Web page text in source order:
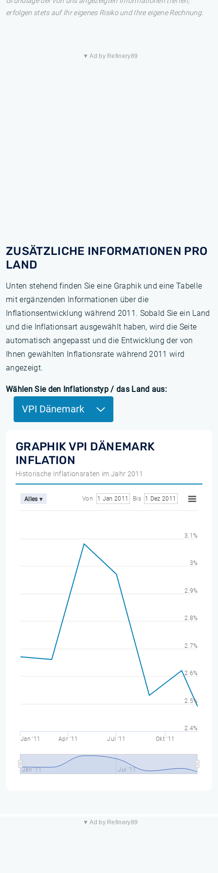
erfolgen stets auf Ihr eigenes Risiko und Ihre eigene Rechnung.
▼ Ad by Refinery89
ZUSÄTZLICHE INFORMATIONEN PRO
LAND
Unten stehend finden Sie eine Graphik und eine Tabelle
mit ergänzenden Informationen über die
Inflationsentwicklung während 2011. Sobald Sie ein Land
und die Inflationsart ausgewählt haben, wird die Seite
automatisch angepasst und die Entwicklung der von
Ihnen gewählten Inflationsrate während 2011 wird
angezeigt.
Wählen Sie den Inflationstyp / das Land aus:
VPI Dänemark
GRAPHIK VPI DÄNEMARK
INFLATION
Historische Inflationsraten im Jahr 2011
Alles ▾ Von 1 Jan 2011 Bis 1 Dez 2011
Jan '11 Apr '11 Jul '11 Okt '11
Jan '11 Jul '11
2.4%
2.5%
2.6%
2.7%
2.8%
2.9%
3%
3.1%
▼ Ad by Refinery89